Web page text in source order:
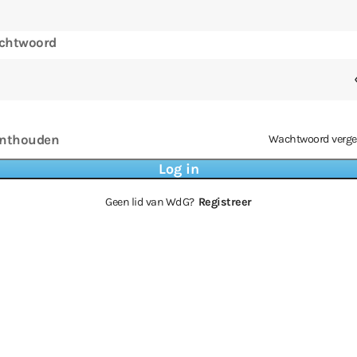
Wachtwoord
Geen lid van WdG? Registreer